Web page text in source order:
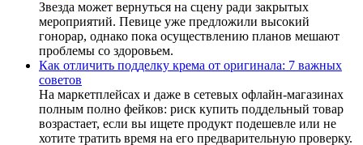
Звезда может вернуться на сцену ради закрытых
мероприятий. Певице уже предложили высокий
гонорар, однако пока осуществлению планов мешают
проблемы со здоровьем.
Как отличить подделку крема от оригинала: 7 важных
советов
На маркетплейсах и даже в сетевых офлайн-магазинах
полным полно фейков: риск купить поддельный товар
возрастает, если вы ищете продукт подешевле или не
хотите тратить время на его предварительную проверку.